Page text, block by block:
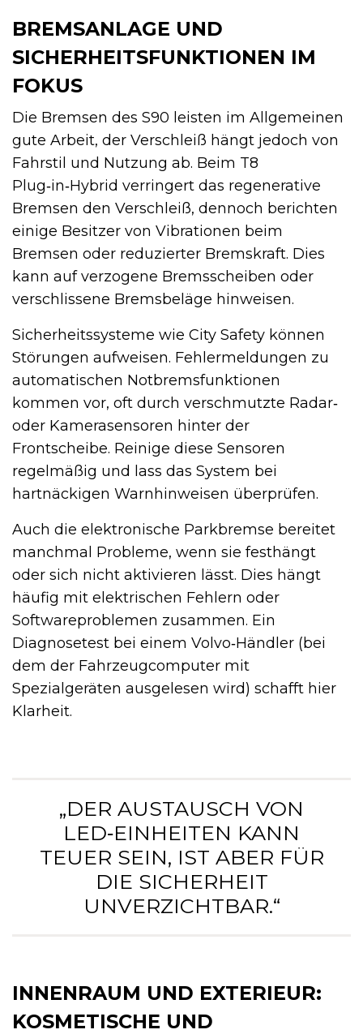
BREMSANLAGE UND
SICHERHEITSFUNKTIONEN IM
FOKUS
Die Bremsen des S90 leisten im Allgemeinen
gute Arbeit, der Verschleiß hängt jedoch von
Fahrstil und Nutzung ab. Beim T8
Plug‑in‑Hybrid verringert das regenerative
Bremsen den Verschleiß, dennoch berichten
einige Besitzer von Vibrationen beim
Bremsen oder reduzierter Bremskraft. Dies
kann auf verzogene Bremsscheiben oder
verschlissene Bremsbeläge hinweisen.
Sicherheitssysteme wie City Safety können
Störungen aufweisen. Fehlermeldungen zu
automatischen Notbremsfunktionen
kommen vor, oft durch verschmutzte Radar‑
oder Kamerasensoren hinter der
Frontscheibe. Reinige diese Sensoren
regelmäßig und lass das System bei
hartnäckigen Warnhinweisen überprüfen.
Auch die elektronische Parkbremse bereitet
manchmal Probleme, wenn sie festhängt
oder sich nicht aktivieren lässt. Dies hängt
häufig mit elektrischen Fehlern oder
Softwareproblemen zusammen. Ein
Diagnosetest bei einem Volvo‑Händler (bei
dem der Fahrzeugcomputer mit
Spezialgeräten ausgelesen wird) schafft hier
Klarheit.
„DER AUSTAUSCH VON
LED‑EINHEITEN KANN
TEUER SEIN, IST ABER FÜR
DIE SICHERHEIT
UNVERZICHTBAR.“
INNENRAUM UND EXTERIEUR:
KOSMETISCHE UND